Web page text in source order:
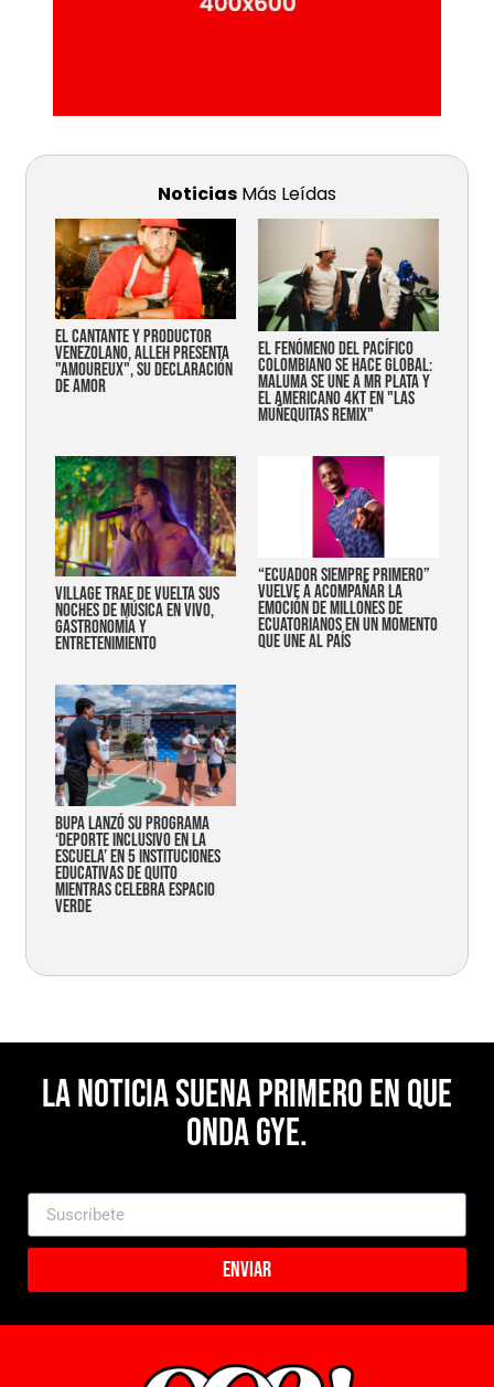
Noticias Más Leídas
EL CANTANTE Y PRODUCTOR
VENEZOLANO, ALLEH PRESENTA
"AMOUREUX", SU DECLARACIÓN
DE AMOR
EL FENÓMENO DEL PACÍFICO
COLOMBIANO SE HACE GLOBAL:
MALUMA SE UNE A MR PLATA Y
EL AMERICANO 4KT EN "LAS
MUÑEQUITAS REMIX"
Village trae de vuelta sus
noches de música en vivo,
gastronomía y
entretenimiento
“Ecuador siempre primero”
vuelve a acompañar la
emoción de millones de
ecuatorianos en un momento
que une al país
Bupa lanzó su programa
‘Deporte Inclusivo en la
Escuela’ en 5 instituciones
educativas de Quito
mientras celebra espacio
verde
La noticia suena primero en Que
Onda Gye.
Enviar